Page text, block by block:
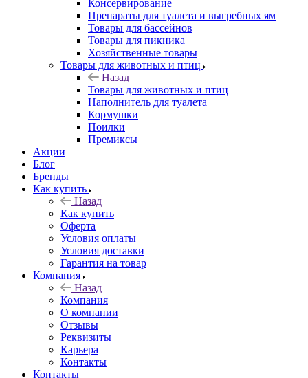
Консервирование
Препараты для туалета и выгребных ям
Товары для бассейнов
Товары для пикника
Хозяйственные товары
Товары для животных и птиц
Назад
Товары для животных и птиц
Наполнитель для туалета
Кормушки
Поилки
Премиксы
Акции
Блог
Бренды
Как купить
Назад
Как купить
Оферта
Условия оплаты
Условия доставки
Гарантия на товар
Компания
Назад
Компания
О компании
Отзывы
Реквизиты
Карьера
Контакты
Контакты